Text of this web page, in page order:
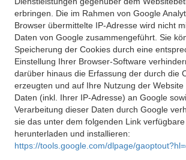
erbringen. Die im Rahmen von Google
Browser übermittelte IP-Adresse wird nicht
Daten von Google zusammengeführt. Sie
Speicherung der Cookies durch eine
Einstellung Ihrer Browser-Software
darüber hinaus die Erfassung der durch die
erzeugten und auf Ihre Nutzung der Website
Daten (inkl. Ihrer IP-Adresse) an Google
Verarbeitung dieser Daten durch Google
sie das unter dem folgenden Link
herunterladen und installieren:
https://tools.google.com/dlpage/